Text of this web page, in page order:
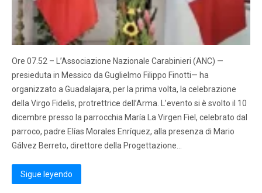
Ore 07.52 – L’Associazione Nazionale Carabinieri (ANC) —
presieduta in Messico da Guglielmo Filippo Finotti— ha
organizzato a Guadalajara, per la prima volta, la celebrazione
della Virgo Fidelis, protrettrice dell’Arma. L’evento si è svolto il 10
dicembre presso la parrocchia María La Virgen Fiel, celebrato dal
parroco, padre Elías Morales Enríquez, alla presenza di Mario
Gálvez Berreto, direttore della Progettazione…
Sigue leyendo